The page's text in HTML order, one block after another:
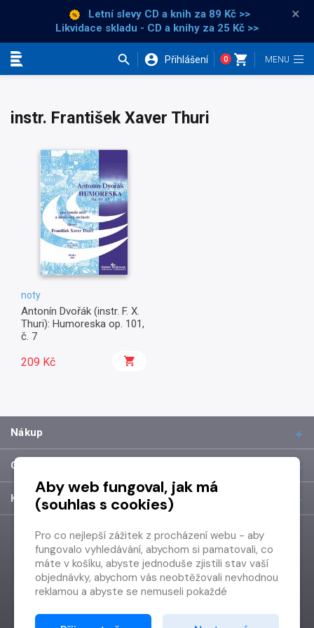
Letní slevy CD a knih za 89 Kč >>
Likvidace skladu - CD a knihy za 25 Kč >>
×
Přihlášení 0
instr. František Xaver Thuri
noty
Antonín Dvořák (instr. F. X.
Thuri): Humoreska op. 101,
č. 7
209 Kč
Nákup
O společnosti
Kontakt
Aby web fungoval, jak má
(souhlas s cookies)
Pro co nejlepší zážitek z procházení webu - aby
fungovalo vyhledávání, abychom si pamatovali, co
máte v košíku, abyste jednoduše zjistili stav vaší
objednávky, abychom vás neobtěžovali nevhodnou
reklamou a abyste se nemuseli pokaždé